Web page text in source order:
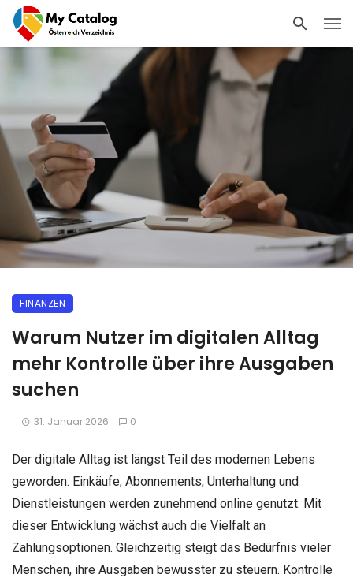
FINANZEN
Warum Nutzer im digitalen Alltag
mehr Kontrolle über ihre Ausgaben
suchen
31. Januar 2026 0
Der digitale Alltag ist längst Teil des modernen Lebens
geworden. Einkäufe, Abonnements, Unterhaltung und
Dienstleistungen werden zunehmend online genutzt. Mit
dieser Entwicklung wächst auch die Vielfalt an
Zahlungsoptionen. Gleichzeitig steigt das Bedürfnis vieler
Menschen, ihre Ausgaben bewusster zu steuern. Kontrolle